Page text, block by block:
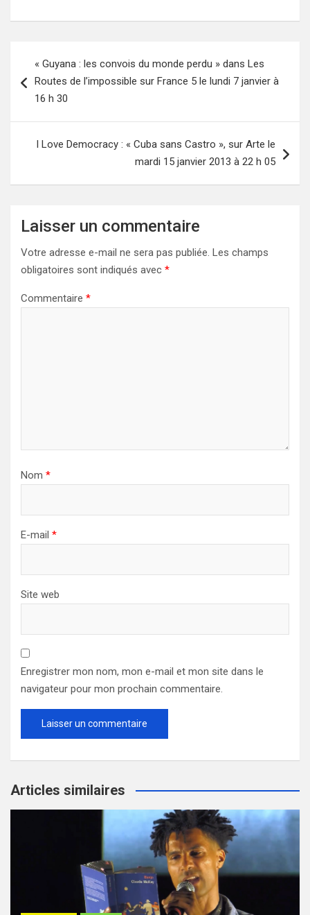
de
l’article
« Guyana : les convois du monde perdu » dans Les
Routes de l’impossible sur France 5 le lundi 7 janvier à
16 h 30
I Love Democracy : « Cuba sans Castro », sur Arte le
mardi 15 janvier 2013 à 22 h 05
Laisser un commentaire
Votre adresse e-mail ne sera pas publiée. Les champs
obligatoires sont indiqués avec *
Commentaire *
Nom *
E-mail *
Site web
Enregistrer mon nom, mon e-mail et mon site dans le
navigateur pour mon prochain commentaire.
Articles similaires